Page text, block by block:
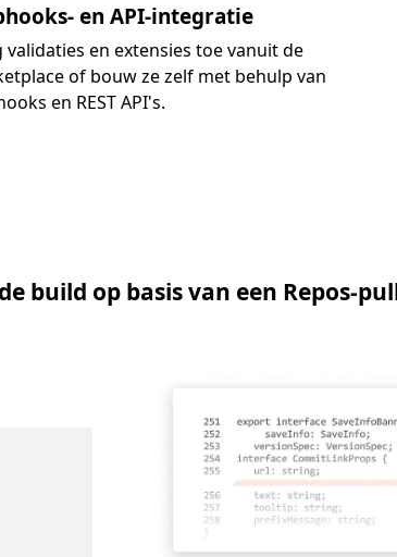
en API-integratie
validaties en extensies toe vanuit de
of bouw ze zelf met behulp van
en REST API's.
build op basis van een Repos-